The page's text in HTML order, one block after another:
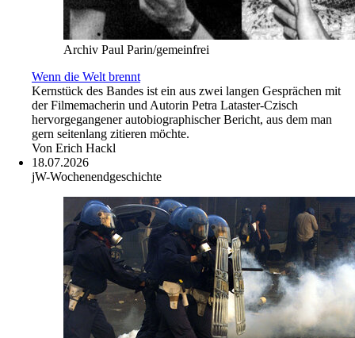
Archiv Paul Parin/gemeinfrei
Wenn die Welt brennt
Kernstück des Bandes ist ein aus zwei langen Gesprächen mit
der Filmemacherin und Autorin Petra Lataster-Czisch
hervorgegangener autobiographischer Bericht, aus dem man
gern seitenlang zitieren möchte.
Von Erich Hackl
18.07.2026
jW-Wochenendgeschichte